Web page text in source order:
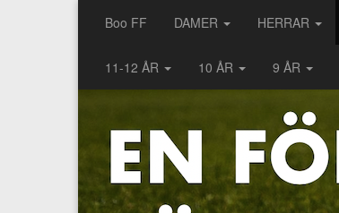
Boo FF DAMER HERRAR
11-12 ÅR 10 ÅR 9 ÅR